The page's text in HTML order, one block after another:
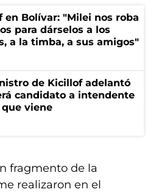
en Bolívar: "Milei nos roba
para dárselos a los
a la timba, a sus amigos"
de Kicillof adelantó
candidato a intendente
viene
fragmento de la
realizaron en el